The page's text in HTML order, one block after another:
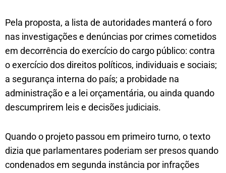
Pela proposta, a lista de autoridades manterá o foro
nas investigações e denúncias por crimes cometidos
em decorrência do exercício do cargo público: contra
o exercício dos direitos políticos, individuais e sociais;
a segurança interna do país; a probidade na
administração e a lei orçamentária, ou ainda quando
descumprirem leis e decisões judiciais.
Quando o projeto passou em primeiro turno, o texto
dizia que parlamentares poderiam ser presos quando
condenados em segunda instância por infrações